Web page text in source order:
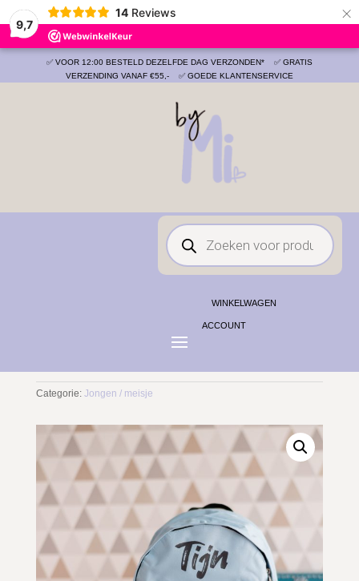
9,7
14 Reviews ×
✅ VOOR 12:00 BESTELD DEZELFDE DAG VERZONDEN* ✅ GRATIS
VERZENDING VANAF €55,- ✅ GOEDE KLANTENSERVICE
Producten
zoeken
WINKELWAGEN
ACCOUNT
Save
Categorie: Jongen / meisje